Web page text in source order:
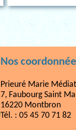
Nos
Prieuré Marie
7, Faubourg Saint
16220 Montbron
Tél. : 05 45 70 71 82